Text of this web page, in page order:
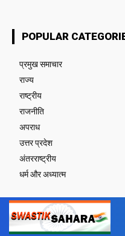
POPULAR
प्रमुख समाचार‎
राज्य
राष्ट्रीय
राजनीति
अपराध
उत्तर प्रदेश
अंतरराष्ट्रीय
धर्म और अध्यात्म